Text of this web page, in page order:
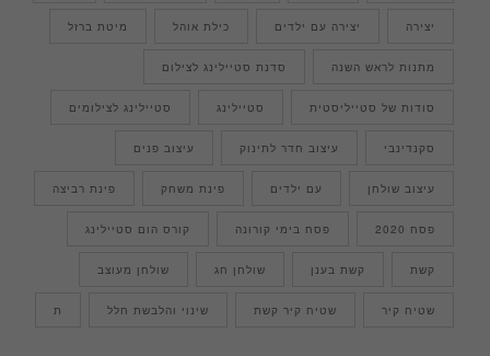
יצירה יצירה עם ילדים כילת אוהל מיטת ברזל
מתנות לראש השנה סדנת סטיילינג לצילום
סודות של סטייליסטית סטיילינג סטיילינג לצילומים
סקנדינבי עיצוב חדר לתינוק עיצוב פנים
עיצוב שולחן עם ילדים פינת משחק פינת רביצה
פסח 2020 פסח בימי קורונה קורס הום סטיילינג
קשת קשת בענן שולחן חג שולחן מעוצב
שטיח קיר שטיח קיר קשת שינוי והלבשת חלל ת